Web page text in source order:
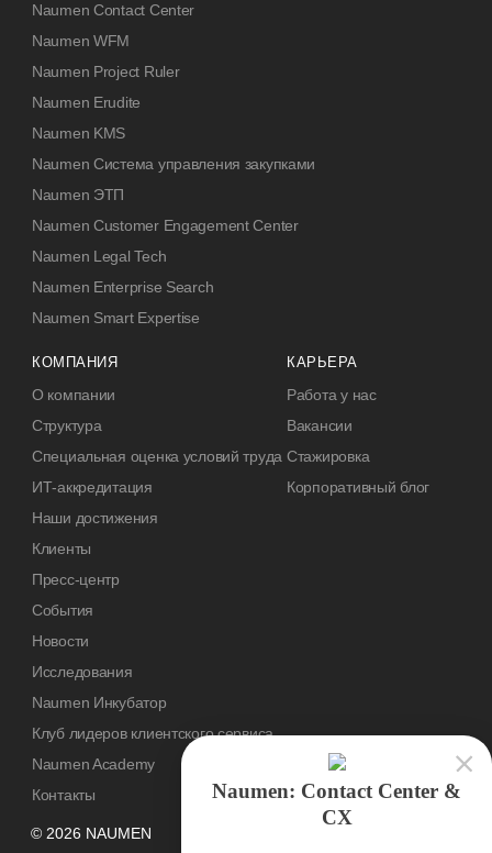
© 2026 NAUMEN
Naumen Contact Center
Naumen WFM
Naumen Project Ruler
Naumen Erudite
Naumen KMS
Naumen Система управления закупками
Naumen ЭТП
Naumen Customer Engagement Center
Naumen Legal Tech
Naumen Enterprise Search
Naumen Smart Expertise
КОМПАНИЯ
О компании
Структура
Специальная оценка условий труда
ИТ-аккредитация
Наши достижения
Клиенты
Пресс-центр
События
Новости
Исследования
Naumen Инкубатор
Клуб лидеров клиентского сервиса
Naumen Academy
Контакты
КАРЬЕРА
Работа у нас
Вакансии
Стажировка
Корпоративный блог
Naumen: Contact Center &
CX